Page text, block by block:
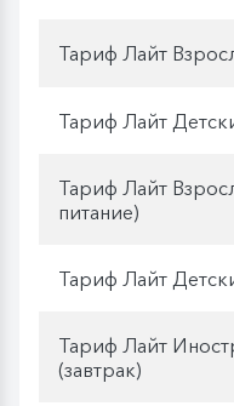
Тариф Лайт
Тариф Лайт
Тариф Лайт
питание)
Тариф Лайт
Тариф Лайт
(завтрак)